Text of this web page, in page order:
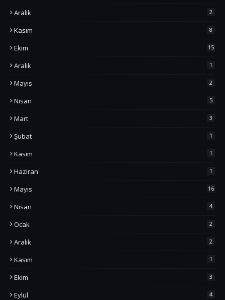
Aralık 2
Kasım 8
Ekim 15
Aralık 1
Mayıs 2
Nisan 5
Mart 3
Şubat 1
Kasım 1
Haziran 1
Mayıs 16
Nisan 4
Ocak 2
Aralık 2
Kasım 1
Ekim 3
Eylül 4